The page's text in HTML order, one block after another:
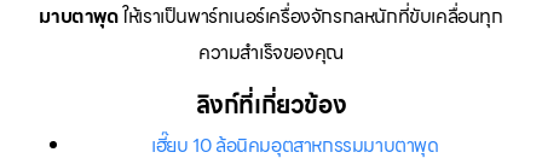
มาบตาพุดให้เราเป็นพาร์ทเนอร์เครื่องจักรกลหนักที่ขับเคลื่อนทุก
ความสำเร็จของคุณ
ลิงก์ที่เกี่ยวข้อง
เฮี๊ยบ 10 ล้อนิคมอุตสาหกรรมมาบตาพุด